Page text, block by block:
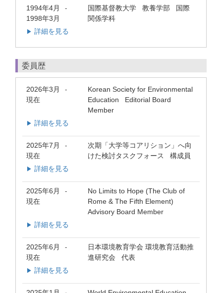
1994年4月 -
1998年3月
国際基督教大学 教養学部 国際
関係学科
▶ 詳細を見る
委員歴
2026年3月 -
現在
Korean Society for Environmental
Education Editorial Board
Member
▶ 詳細を見る
2025年7月 -
現在
次期「大学等コアリション」へ向
けた検討タスクフォース 構成員
▶ 詳細を見る
2025年6月 -
現在
No Limits to Hope (The Club of
Rome & The Fifth Element)
Advisory Board Member
▶ 詳細を見る
2025年6月 -
現在
日本環境教育学会 環境教育活動推
進研究会 代表
▶ 詳細を見る